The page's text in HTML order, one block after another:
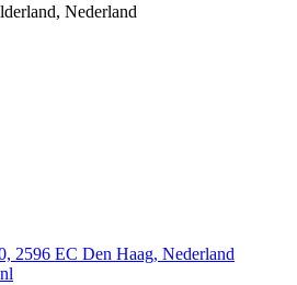
Nederland
2596 EC Den Haag, Nederland